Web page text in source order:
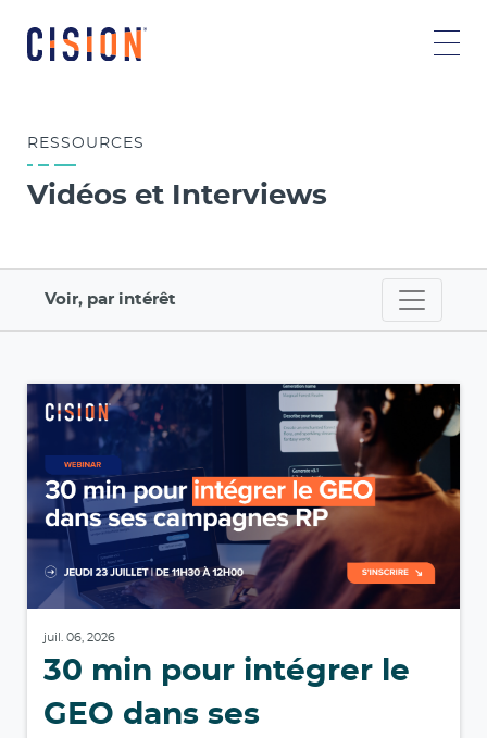
RESSOURCES
Vidéos et Interviews
Voir, par intérêt
juil. 06, 2026
30 min pour intégrer le
GEO dans ses